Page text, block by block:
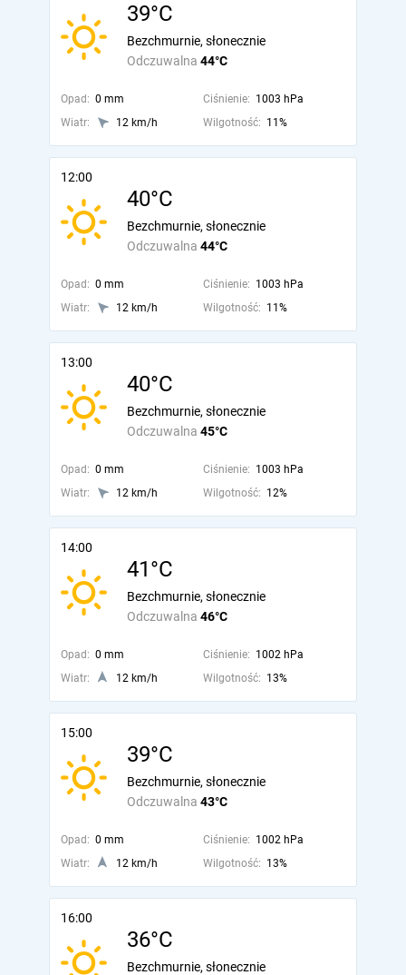
39°C
Odczuwalna 44°C
Bezchmurnie, słonecznie
Opad: 0 mm Ciśnienie: 1003 hPa
Wiatr:
12 km/h Wilgotność: 11%
12:00
40°C
Odczuwalna 44°C
Bezchmurnie, słonecznie
Opad: 0 mm Ciśnienie: 1003 hPa
Wiatr:
12 km/h Wilgotność: 11%
13:00
40°C
Odczuwalna 45°C
Bezchmurnie, słonecznie
Opad: 0 mm Ciśnienie: 1003 hPa
Wiatr:
12 km/h Wilgotność: 12%
14:00
41°C
Odczuwalna 46°C
Bezchmurnie, słonecznie
Opad: 0 mm Ciśnienie: 1002 hPa
Wiatr:
12 km/h Wilgotność: 13%
15:00
39°C
Odczuwalna 43°C
Bezchmurnie, słonecznie
Opad: 0 mm Ciśnienie: 1002 hPa
Wiatr:
12 km/h Wilgotność: 13%
16:00
36°C
Bezchmurnie, słonecznie